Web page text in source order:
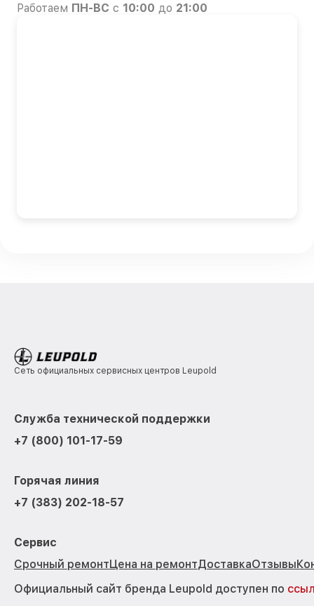
Работаем ПН-ВС с 10:00 до 21:00
Сеть официальных сервисных центров Leupold
Служба технической поддержки
+7 (800) 101-17-59
Горячая линия
+7 (383) 202-18-57
Сервис
Срочный ремонтЦена на ремонтДоставкаОтзывы
Официальный сайт бренда Leupold доступен по